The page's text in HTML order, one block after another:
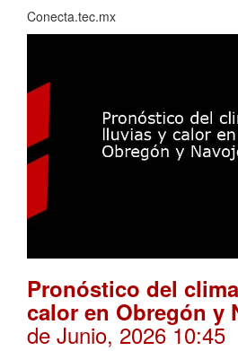
Conecta.tec.mx
Pronóstico del
calor en Obregón y
de Junio, 2026 10:45